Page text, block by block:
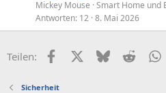
Mickey Mouse Smart Home und
Antworten 12 8. Mai 2026
Teilen: FacebookX (Twitter)
BlueskyReddit
Sicherheit